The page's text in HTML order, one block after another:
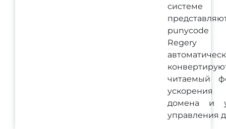
punycode
Regery
читаемый
домена и
управления